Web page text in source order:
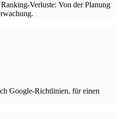
Verluste: Von der Planung
Google-Richtlinien, für einen